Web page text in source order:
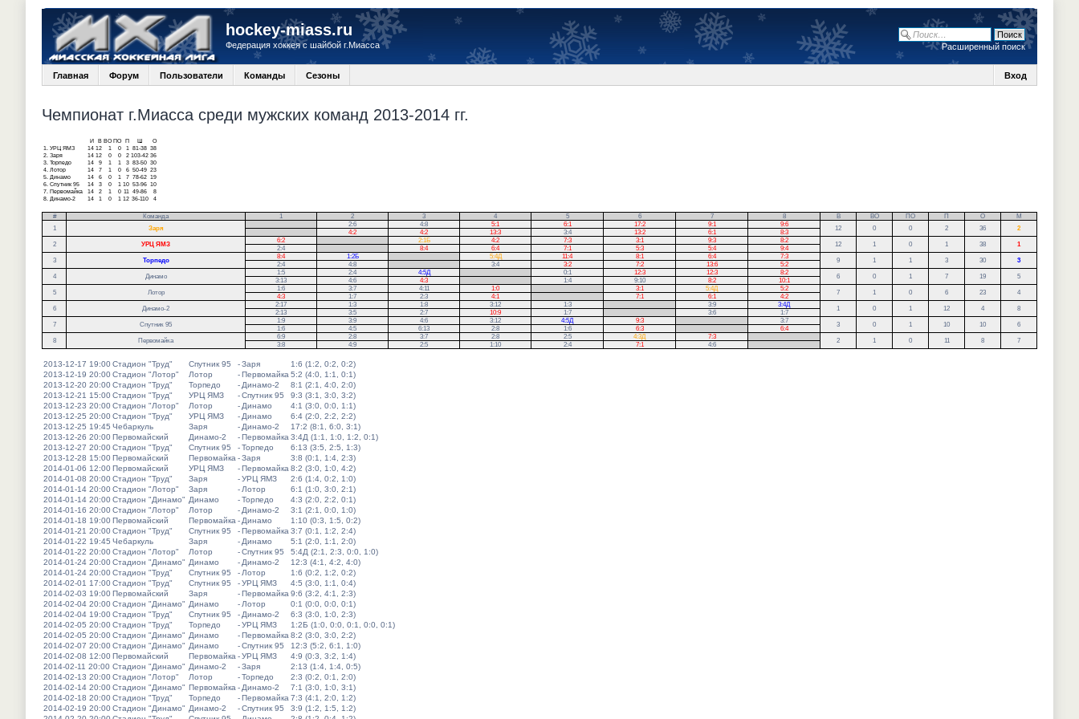
hockey-miass.ru
Федерация хоккея с шайбой г.Миасса Расширенный поиск
Главная Форум Пользователи Команды Сезоны Вход
Чемпионат г.Миасса среди мужских команд 2013-2014 гг.
И В ВО ПО П
О
1.
УРЦ ЯМЗ 14 12 1 0 1 81-38 38
2. Заря 14 12 0 0 2 103-42 36
3. Торпедо 14 9 1 1 3 83-50 30
4. Лотор 14 7 1 0 6 50-49 23
5.
Динамо 14 6 0 1 7 78-62 19
6. Спутник 95 14 3 0 1 10 53-96 10
7.
Первомайка 14 2 1 0 11 49-86
8
8.
Динамо-2 14 1 0 1 12 36-110 4
# Команда 1 2 3 4 5 6 7 8 В ВО ПО П О
М
1
Заря
2:6 4:8 5:1 6:1 17:2 9:1 9:6
12 0 0 2 36 2
4:2 4:2 13:3 3:4 13:2 6:1
8:3
2
УРЦ ЯМЗ
6:2 2:1Б 4:2 7:3 3:1 9:3 8:2
12 1 0 1 38 1
2:4 8:4 6:4 7:1 5:3 5:4
9:4
3
Торпедо
8:4 1:2Б 5:4Д 11:4 8:1 6:4 7:3
9 1 1 3 30 3
2:4 4:8 3:4 3:2 7:2 13:6
5:2
4
Динамо
1:5 2:4 4:5Д 0:1 12:3 12:3 8:2
6 0 1 7 19 5
3:13 4:6 4:3 1:4 9:10 8:2
10:1
5
Лотор
1:6 3:7 4:11 1:0 3:1 5:4Д 5:2
7 1 0 6 23 4
4:3 1:7 2:3 4:1 7:1 6:1
4:2
6
Динамо-2
2:17 1:3 1:8 3:12 1:3 3:9 3:4Д
1 0 1 12 4 8
2:13 3:5 2:7 10:9 1:7 3:6
1:7
7
Спутник 95
1:9 3:9 4:6 3:12 4:5Д 9:3 3:7
3 0 1 10 10 6
1:6 4:5 6:13 2:8 1:6 6:3
6:4
8
Первомайка
6:9 2:8 3:7 2:8 2:5 4:3Д 7:3
2 1 0 11 8 7
3:8 4:9 2:5 1:10 2:4 7:1 4:6
2013-12-17 19:00Стадион "Труд" Спутник 95 -Заря
1:6 (1:2, 0:2, 0:2)
2013-12-19 20:00Стадион "Лотор" Лотор -Первомайка 5:2 (4:0, 1:1, 0:1)
2013-12-20 20:00Стадион "Труд" Торпедо - Динамо-2
8:1 (2:1, 4:0, 2:0)
2013-12-21 15:00Стадион "Труд" УРЦ ЯМЗ -Спутник 95
9:3 (3:1, 3:0, 3:2)
2013-12-23 20:00Стадион "Лотор" Лотор - Динамо
4:1 (3:0, 0:0, 1:1)
2013-12-25 20:00Стадион "Труд" УРЦ ЯМЗ - Динамо
6:4 (2:0, 2:2, 2:2)
2013-12-25 19:45 Чебаркуль Заря - Динамо-2
17:2 (8:1, 6:0, 3:1)
2013-12-26 20:00Первомайский Динамо-2 -Первомайка 3:4Д (1:1, 1:0, 1:2, 0:1)
2013-12-27 20:00Стадион "Труд" Спутник 95 -Торпедо
6:13 (3:5, 2:5, 1:3)
2013-12-28 15:00Первомайский Первомайка -Заря
3:8 (0:1, 1:4, 2:3)
2014-01-06 12:00Первомайский УРЦ ЯМЗ -Первомайка 8:2 (3:0, 1:0, 4:2)
2014-01-08 20:00Стадион "Труд" Заря -УРЦ ЯМЗ
2:6 (1:4, 0:2, 1:0)
2014-01-14 20:00Стадион "Лотор" Заря - Лотор
6:1 (1:0, 3:0, 2:1)
2014-01-14 20:00Стадион "Динамо" Динамо -Торпедо
4:3 (2:0, 2:2, 0:1)
2014-01-16 20:00Стадион "Лотор" Лотор - Динамо-2
3:1 (2:1, 0:0, 1:0)
2014-01-18 19:00Первомайский Первомайка - Динамо
1:10 (0:3, 1:5, 0:2)
2014-01-21 20:00Стадион "Труд" Спутник 95 -Первомайка 3:7 (0:1, 1:2, 2:4)
2014-01-22 19:45 Чебаркуль Заря - Динамо
5:1 (2:0, 1:1, 2:0)
2014-01-22 20:00Стадион "Лотор" Лотор -Спутник 95
5:4Д (2:1, 2:3, 0:0, 1:0)
2014-01-24 20:00Стадион "Динамо" Динамо - Динамо-2
12:3 (4:1, 4:2, 4:0)
2014-01-24 20:00Стадион "Труд" Спутник 95 - Лотор
1:6 (0:2, 1:2, 0:2)
2014-02-01 17:00Стадион "Труд" Спутник 95 -УРЦ ЯМЗ
4:5 (3:0, 1:1, 0:4)
2014-02-03 19:00Первомайский Заря -Первомайка 9:6 (3:2, 4:1, 2:3)
2014-02-04 20:00Стадион "Динамо" Динамо - Лотор
0:1 (0:0, 0:0, 0:1)
2014-02-04 19:00Стадион "Труд" Спутник 95 - Динамо-2
6:3 (3:0, 1:0, 2:3)
2014-02-05 20:00Стадион "Труд" Торпедо -УРЦ ЯМЗ
1:2Б (1:0, 0:0, 0:1, 0:0, 0:1)
2014-02-05 20:00Стадион "Динамо" Динамо -Первомайка 8:2 (3:0, 3:0, 2:2)
2014-02-07 20:00Стадион "Динамо" Динамо -Спутник 95
12:3 (5:2, 6:1, 1:0)
2014-02-08 12:00Первомайский Первомайка -УРЦ ЯМЗ
4:9 (0:3, 3:2, 1:4)
2014-02-11 20:00 Стадион "Динамо" Динамо-2 -Заря
2:13 (1:4, 1:4, 0:5)
2014-02-13 20:00Стадион "Лотор" Лотор -Торпедо
2:3 (0:2, 0:1, 2:0)
2014-02-14 20:00Стадион "Динамо" Первомайка - Динамо-2
7:1 (3:0, 1:0, 3:1)
2014-02-18 20:00Стадион "Труд" Торпедо -Первомайка 7:3 (4:1, 2:0, 1:2)
2014-02-19 20:00Стадион "Динамо" Динамо-2 -Спутник 95
3:9 (1:2, 1:5, 1:2)